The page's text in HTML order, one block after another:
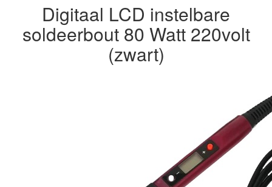
Digitaal LCD instelbare
soldeerbout 80 Watt 220volt
(zwart)